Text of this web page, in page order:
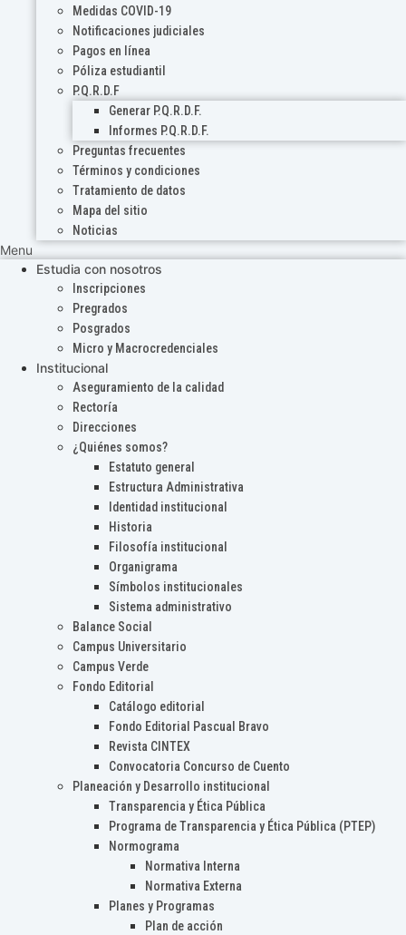
Medidas COVID-19
Notificaciones judiciales
Pagos en línea
Póliza estudiantil
P.Q.R.D.F
Generar P.Q.R.D.F.
Informes P.Q.R.D.F.
Preguntas frecuentes
Términos y condiciones
Tratamiento de datos
Mapa del sitio
Noticias
Menu
Estudia con nosotros
Inscripciones
Pregrados
Posgrados
Micro y Macrocredenciales
Institucional
Aseguramiento de la calidad
Rectoría
Direcciones
¿Quiénes somos?
Estatuto general
Estructura Administrativa
Identidad institucional
Historia
Filosofía institucional
Organigrama
Símbolos institucionales
Sistema administrativo
Balance Social
Campus Universitario
Campus Verde
Fondo Editorial
Catálogo editorial
Fondo Editorial Pascual Bravo
Revista CINTEX
Convocatoria Concurso de Cuento
Planeación y Desarrollo institucional
Transparencia y Ética Pública
Programa de Transparencia y Ética Pública (PTEP)
Normograma
Normativa Interna
Normativa Externa
Planes y Programas
Plan de acción